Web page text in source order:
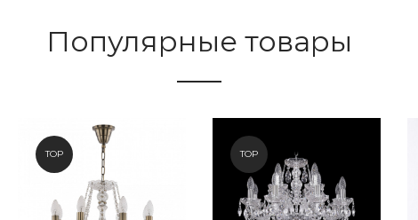
Популярные товары
TOP TOP